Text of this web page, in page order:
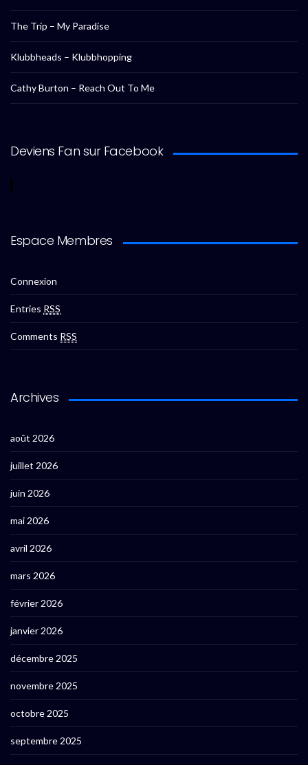
The Trip – My Paradise
Klubbheads – Klubbhopping
Cathy Burton – Reach Out To Me
Deviens Fan sur Facebook
Espace Membres
Connexion
Entries RSS
Comments RSS
Archives
août 2026
juillet 2026
juin 2026
mai 2026
avril 2026
mars 2026
février 2026
janvier 2026
décembre 2025
novembre 2025
octobre 2025
septembre 2025